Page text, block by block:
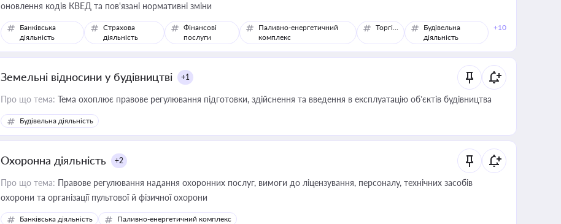
оновлення кодів КВЕД та пов'язані нормативні зміни
Банківська
діяльність
Страхова
діяльність
Фінансові
послуги
Паливно-енергетичний
комплекс
Торгівля
Будівельна
діяльність
+10
Земельні відносини у будівництві +1
Про що тема: Тема охоплює правове регулювання підготовки, здійснення та введення в експлуатацію об’єктів будівництва
Будівельна діяльність
Охоронна діяльність +2
Про що тема: Правове регулювання надання охоронних послуг, вимоги до ліцензування, персоналу, технічних засобів
охорони та організації пультової й фізичної охорони
Банківська діяльність Паливно-енергетичний комплекс